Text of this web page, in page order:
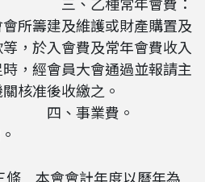
所籌建及維護或財產購置及
，於入會費及常年會費收入
，經會員大會通過並報請主
核准後收繳之。
事業費。
條 本會會計年度以曆年為